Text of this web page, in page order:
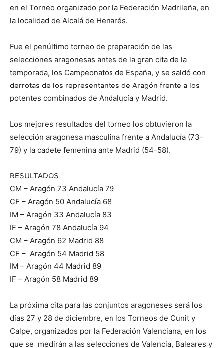
en el Torneo organizado por la Federación Madrileña, en
la localidad de Alcalá de Henarés.
Fue el penúltimo torneo de preparación de las
selecciones aragonesas antes de la gran cita de la
temporada, los Campeonatos de España, y se saldó con
derrotas de los representantes de Aragón frente a los
potentes combinados de Andalucía y Madrid.
Los mejores resultados del torneo los obtuvieron la
selección aragonesa masculina frente a Andalucía (73-
79) y la cadete femenina ante Madrid (54-58).
RESULTADOS
CM – Aragón 73 Andalucía 79
CF – Aragón 50 Andalucía 68
IM – Aragón 33 Andalucía 83
IF – Aragón 78 Andalucía 94
CM – Aragón 62 Madrid 88
CF – Aragón 54 Madrid 58
IM – Aragón 44 Madrid 89
IF – Aragón 58 Madrid 89
La próxima cita para las conjuntos aragoneses será los
días 27 y 28 de diciembre, en los Torneos de Cunit y
Calpe, organizados por la Federación Valenciana, en los
que se medirán a las selecciones de Valencia, Baleares y